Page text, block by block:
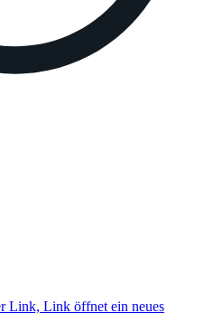
Link, Link öffnet ein neues